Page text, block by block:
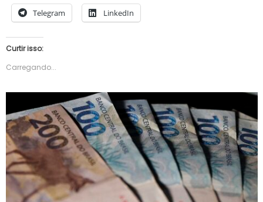
Telegram LinkedIn
Curtir isso:
Carregando...